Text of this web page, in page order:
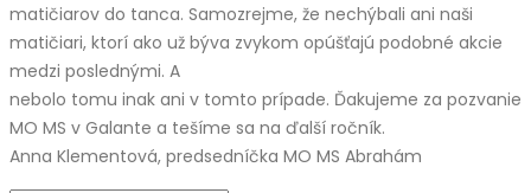
matičiarov do tanca. Samozrejme, že nechýbali ani naši
matičiari, ktorí ako už býva zvykom opúšťajú podobné akcie
medzi poslednými. A
nebolo tomu inak ani v tomto prípade. Ďakujeme za pozvanie
MO MS v Galante a tešíme sa na ďalší ročník.
Anna Klementová, predsedníčka MO MS Abrahám